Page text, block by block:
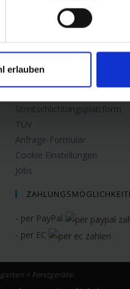
erlauben
SERVICE
Montageservice
Streitschlichtungsplattform
TÜV
Anfrage-Formular
Cookie Einstellungen
Jobs
- per PayPal
- per EC
+ Forstgeräte: